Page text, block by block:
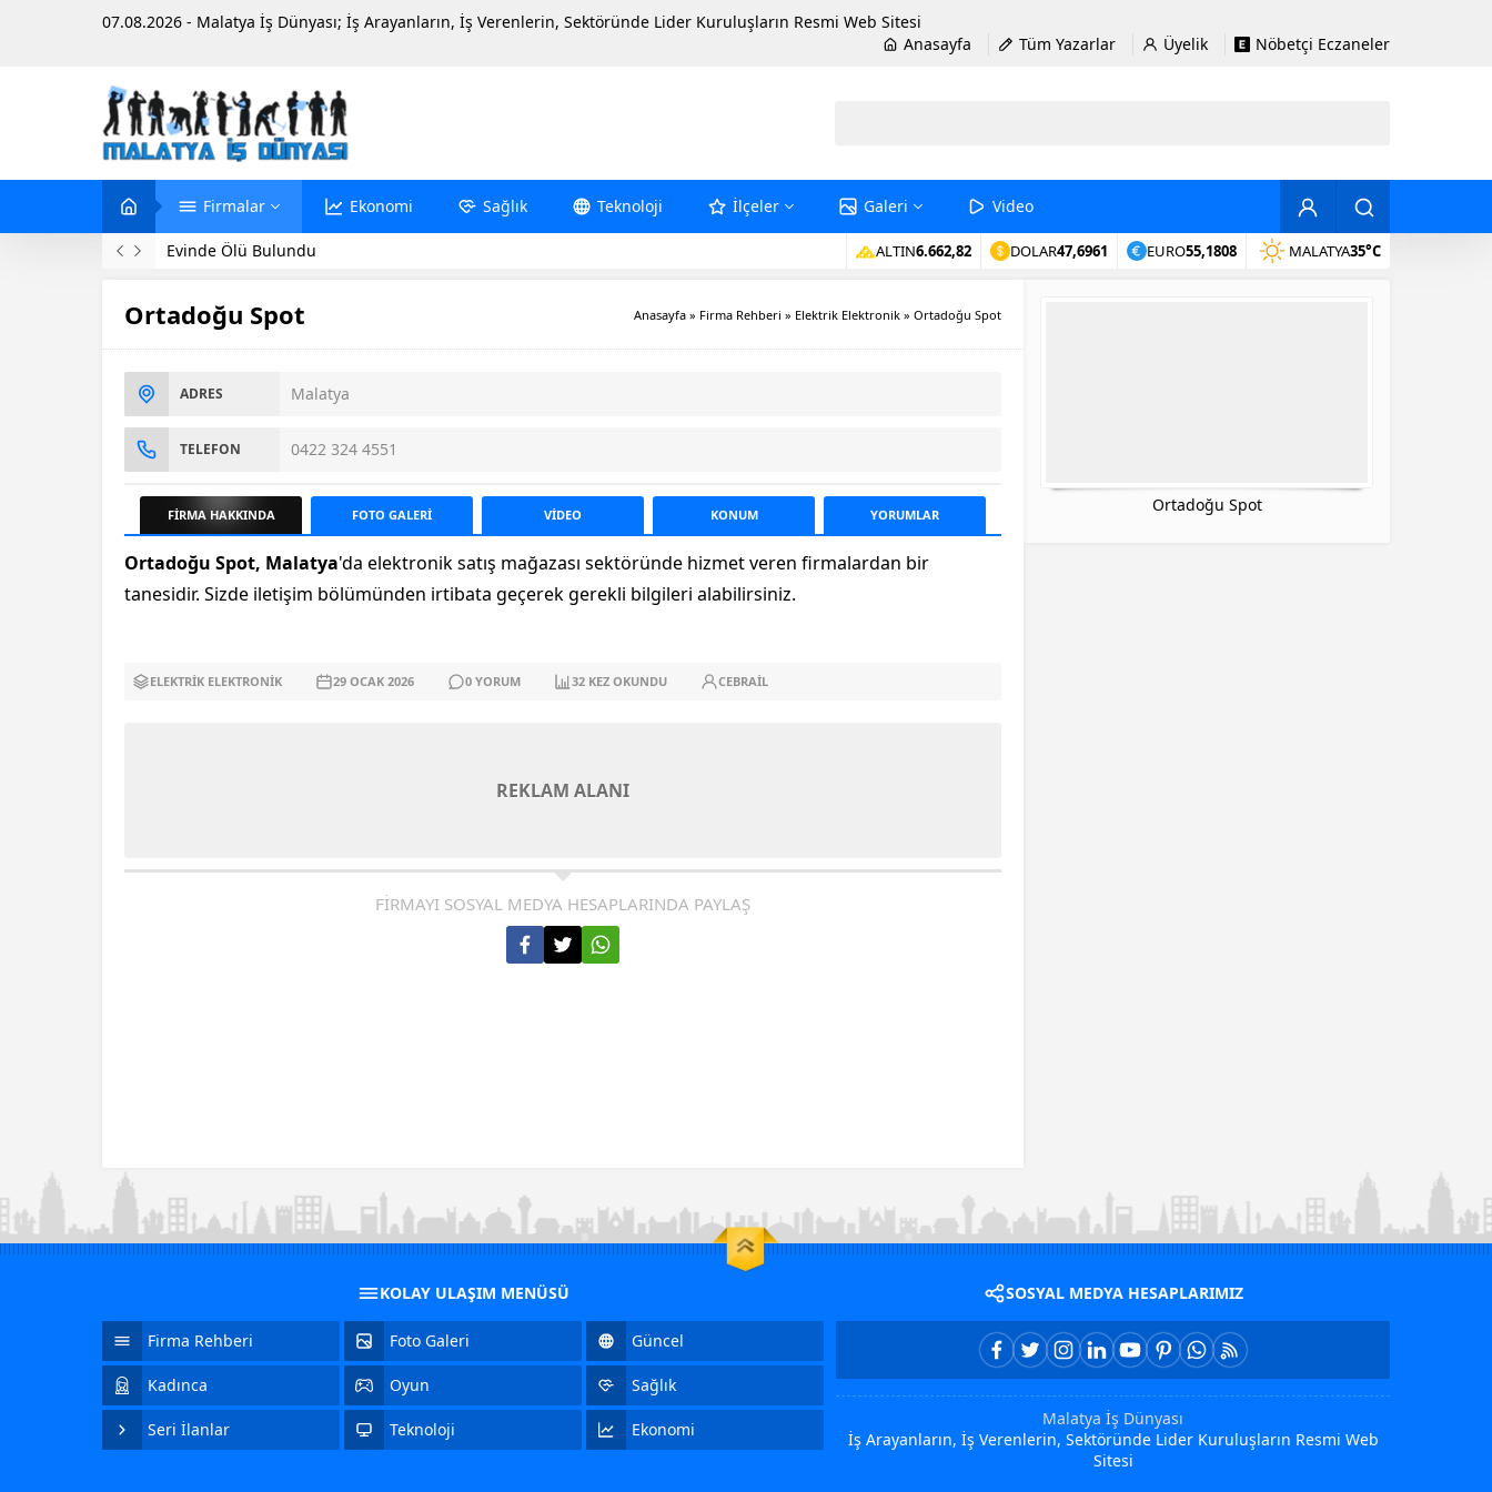
07.08.2026 - Malatya İş Dünyası; İş Arayanların, İş Verenlerin, Sektöründe Lider Kuruluşların Resmi Web Sitesi
Anasayfa
Tüm Yazarlar Üyelik Nöbetçi Eczaneler
Firmalar Ekonomi Sağlık Teknoloji İlçeler Galeri Video
Evinde Ölü Bulundu ALTIN6.662,82 DOLAR47,6961 EURO55,1808 MALATYA35°C
Ortadoğu Spot Anasayfa » Firma Rehberi » Elektrik Elektronik » Ortadoğu Spot
ADRES Malatya
TELEFON 0422 324 4551
FİRMA HAKKINDA FOTO GALERİ VİDEO KONUM YORUMLAR
Ortadoğu Spot, Malatya'da elektronik satış mağazası sektöründe hizmet veren firmalardan bir
tanesidir. Sizde iletişim bölümünden irtibata geçerek gerekli bilgileri alabilirsiniz.
ELEKTRIK ELEKTRONIK 29 OCAK 2026 0 YORUM 32 KEZ OKUNDU CEBRAIL
REKLAM ALANI
FİRMAYI SOSYAL MEDYA HESAPLARINDA PAYLAŞ
Ortadoğu Spot
KOLAY ULAŞIM MENÜSÜ
Firma Rehberi Foto Galeri Güncel
Kadınca Oyun Sağlık
Seri İlanlar Teknoloji Ekonomi
SOSYAL MEDYA HESAPLARIMIZ
Malatya İş Dünyası
İş Arayanların, İş Verenlerin, Sektöründe Lider Kuruluşların Resmi Web
Sitesi